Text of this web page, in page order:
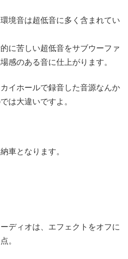
境音は超低音に多く含まれてい
に苦しい超低音をサブウーファ
感のある音に仕上がります。
イホールで録音した音源なんか
は大違いですよ。
車となります。
ディオは、エフェクトをオフに
。